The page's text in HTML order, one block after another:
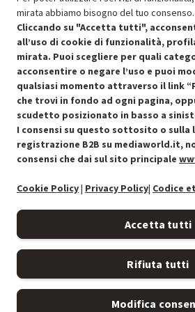
Condizioni generali di vendita
Cookie Policy
Preferenze cookie
Informativa privacy
Accessibilità
mirata abbiamo bisogno del tuo consenso.
Cliccando su "Accetta tutti",
all’uso di cookie di funzionalità,
mirata. Puoi scegliere per quali
acconsentire o negare l’uso e puoi
qualsiasi momento attraverso il link
che trovi in fondo ad ogni pagina,
scudetto posizionato in basso a
I consensi su questo sottosito o sulla
registrazione B2B su mediaworld.it,
consensi che dai sul sito principale
Cookie Policy| Privacy Policy| Codice
Accetta tutti
Rifiuta tutti
Modifica